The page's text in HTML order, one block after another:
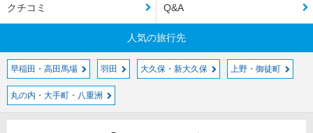
クチコミ Q&A
人気の旅行先
早稲田・高田馬場 羽田 大久保・新大久保 上野・御徒町
丸の内・大手町・八重洲